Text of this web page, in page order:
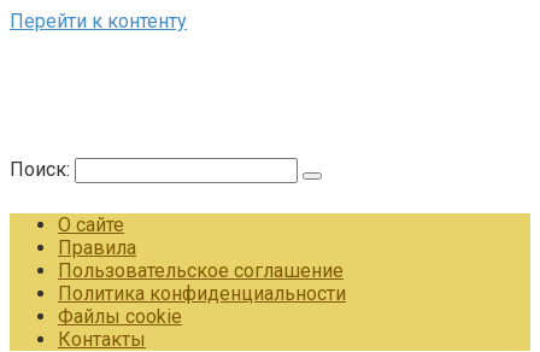
Перейти к контенту
Поиск:
О сайте
Правила
Пользовательское соглашение
Политика конфиденциальности
Файлы cookie
Контакты